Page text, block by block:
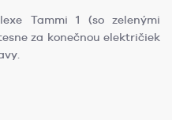
Tammi 1 (so zelenými
za konečnou električiek